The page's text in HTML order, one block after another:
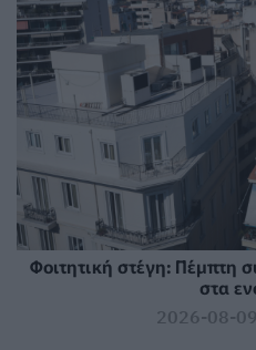
Φοιτητική στέγη: Πέμπτη
στα
2026-08-